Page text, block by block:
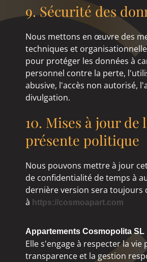
9. Sécurité des
Nous mettons en œuvre des
techniques et
pour protéger les données à
personnel contre la perte,
abusive, l'accès non autorisé,
divulgation.
10. Mises à jour de
présente politique
Nous pouvons mettre à jour
de confidentialité de temps à
dernière version sera toujours
à https://cosmoapart.com
Appartements Cosmopolita SL
Elle s'engage à respecter la vie
transparence et la gestion